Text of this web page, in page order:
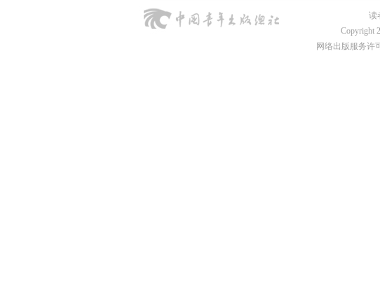
读
Copyright
网络出版服务许